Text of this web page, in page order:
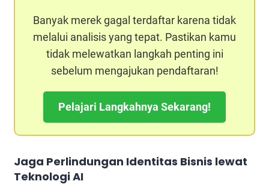
Banyak merek gagal terdaftar karena tidak
melalui analisis yang tepat. Pastikan kamu
tidak melewatkan langkah penting ini
sebelum mengajukan pendaftaran!
Pelajari Langkahnya Sekarang!
Jaga Perlindungan Identitas Bisnis lewat
Teknologi AI